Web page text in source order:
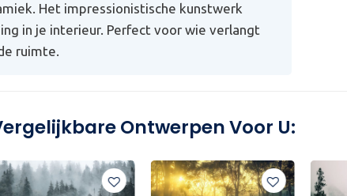
Het impressionistische kunstwerk
in je interieur. Perfect voor wie verlangt
ruimte.
Ontwerpen Voor U: